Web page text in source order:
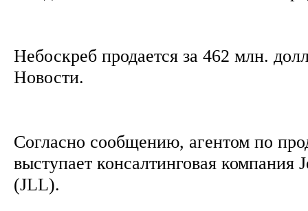
Небоскреб продается за 462 млн.
Новости.
Согласно сообщению, агентом по
выступает консалтинговая компания
(JLL).